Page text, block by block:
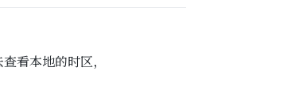
看本地的时区，